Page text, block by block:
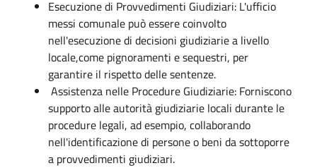
Esecuzione di Provvedimenti Giudiziari: L'ufficio
messi comunale può essere coinvolto
nell'esecuzione di decisioni giudiziarie a livello
locale,come pignoramenti e sequestri, per
garantire il rispetto delle sentenze.
Assistenza nelle Procedure Giudiziarie: Forniscono
supporto alle autorità giudiziarie locali durante le
procedure legali, ad esempio, collaborando
nell'identificazione di persone o beni da sottoporre
a provvedimenti giudiziari.